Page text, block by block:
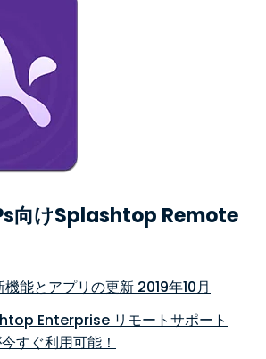
向けSplashtop Remote
能とアプリの更新 2019年10月
Enterprise リモートサポート
すぐ利用可能！